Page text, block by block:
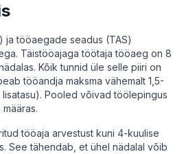
ja tööaegade seadus (TAS)
Täistööajaga töötaja tööaeg on 8
Kõik tunnid üle selle piiri on
tööandja maksma vähemalt 1,5-
Pooled võivad töölepingus
tööaja arvestust kuni 4-kuulise
See tähendab, et ühel nädalal võib